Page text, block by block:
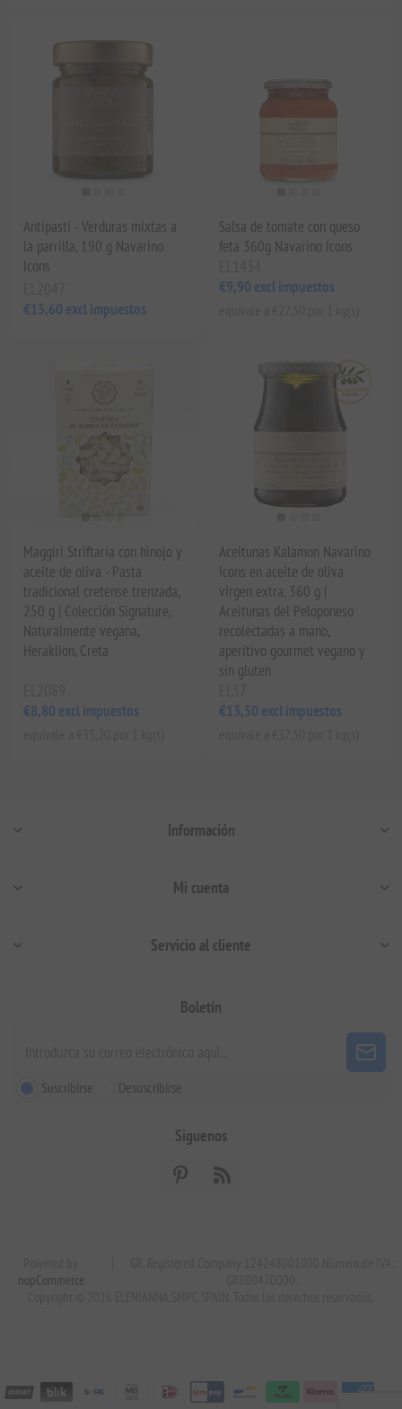
Antipasti - Verduras mixtas a
la parrilla, 190 g Navarino
Icons
€15,60 excl impuestos
Salsa de tomate con queso
feta 360g Navarino Icons
€9,90 excl impuestos
Maggiri Striftaria con hinojo y
aceite de oliva - Pasta
tradicional cretense trenzada,
250 g | Colección Signature,
Naturalmente vegana,
Heraklion, Creta
€8,80 excl impuestos
Aceitunas Kalamon Navarino
Icons en aceite de oliva
virgen extra, 360 g |
Aceitunas del Peloponeso
recolectadas a mano,
aperitivo gourmet vegano y
sin gluten
€13,50 excl impuestos
Información
Mi cuenta
Servicio al cliente
Boletín
Suscribirse Desuscribirse
Siguenos
nopCommerce